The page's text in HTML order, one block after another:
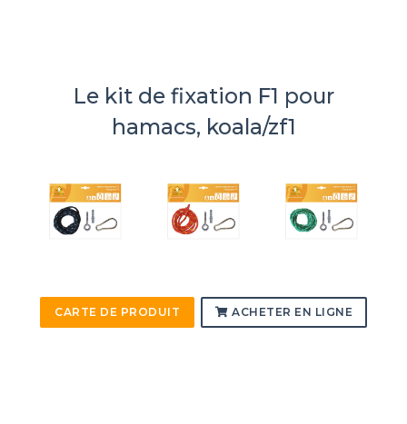
Le kit de fixation F1 pour
hamacs, koala/zf1
CARTE DE PRODUIT ACHETER EN LIGNE